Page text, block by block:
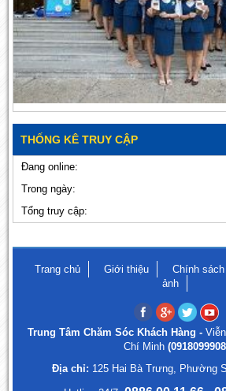
THỐNG KÊ TRUY CẬP
Đang online:
Trong ngày:
Tổng truy cập:
Trang chủ Giới thiệu Chính sách
ảnh
Trung Tâm Chăm Sóc Khách Hàng -
Chí Minh
Địa chỉ: 125 Hai Bà Trưng, Phường